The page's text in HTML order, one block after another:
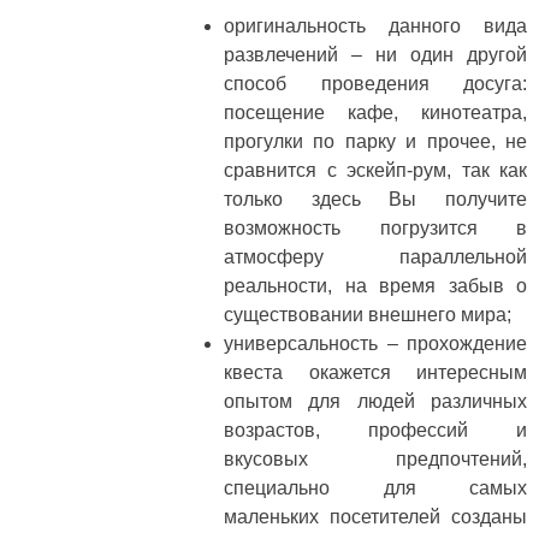
оригинальность данного вида
развлечений – ни один другой
способ проведения досуга:
посещение кафе, кинотеатра,
прогулки по парку и прочее, не
сравнится с эскейп-рум, так как
только здесь Вы получите
возможность погрузится в
атмосферу параллельной
реальности, на время забыв о
существовании внешнего мира;
универсальность – прохождение
квеста окажется интересным
опытом для людей различных
возрастов, профессий и
вкусовых предпочтений,
специально для самых
маленьких посетителей созданы